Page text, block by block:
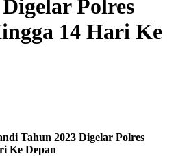
Polres
14 Hari Ke
Tahun 2023 Digelar Polres
Ke Depan